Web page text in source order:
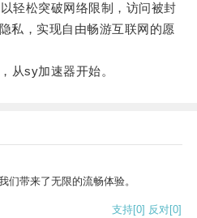
松突破网络限制，访问被封
私，实现自由畅游互联网的愿
sy加速器开始。
们带来了无限的流畅体验。
支持[0] 反对[0]